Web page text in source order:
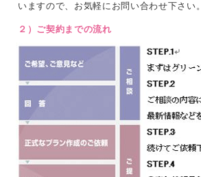
いますので、お気軽にお問い合わせ下さい。
２）ご契約までの流れ